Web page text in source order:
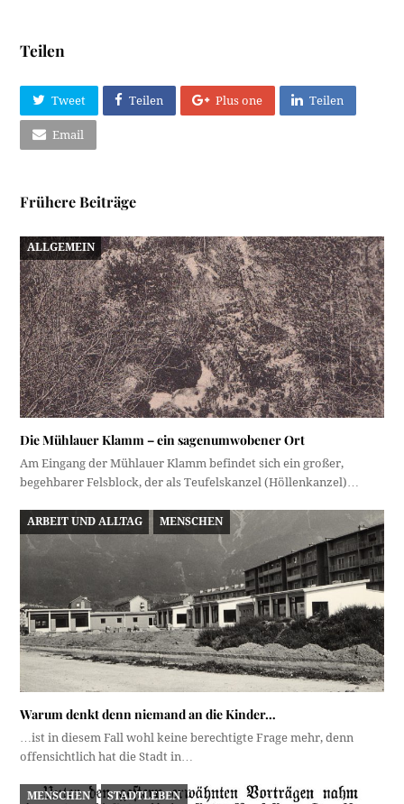
Teilen
Tweet Teilen Plus one Teilen
Email
Frühere Beiträge
ALLGEMEIN
Die Mühlauer Klamm – ein sagenumwobener Ort
Am Eingang der Mühlauer Klamm befindet sich ein großer,
begehbarer Felsblock, der als Teufelskanzel (Höllenkanzel)…
ARBEIT UND ALLTAG MENSCHEN
Warum denkt denn niemand an die Kinder…
…ist in diesem Fall wohl keine berechtigte Frage mehr, denn
offensichtlich hat die Stadt in…
MENSCHEN STADTLEBEN